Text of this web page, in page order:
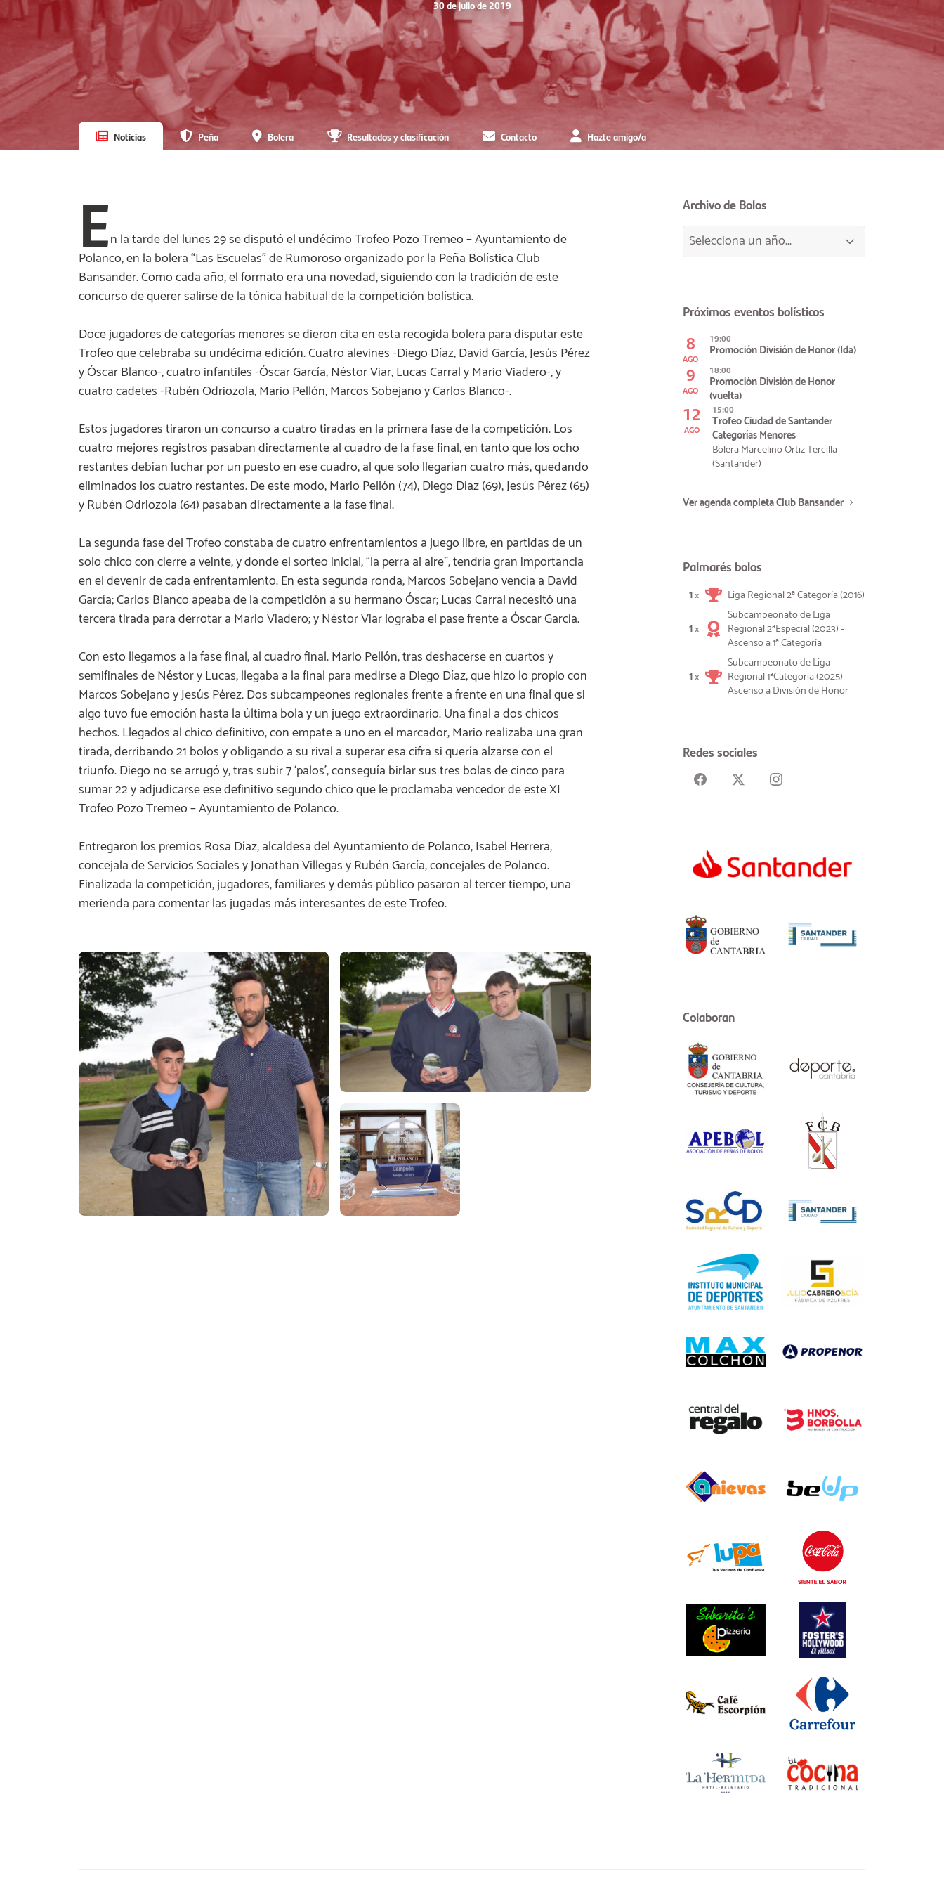
30 de julio de 2019
Noticias Peña Bolera Resultados y clasificación Contacto Hazte amigo/a
En la tarde del lunes 29 se disputó el undécimo Trofeo Pozo Tremeo – Ayuntamiento de
Polanco, en la bolera “Las Escuelas” de Rumoroso organizado por la Peña Bolística Club
Bansander. Como cada año, el formato era una novedad, siguiendo con la tradición de este
concurso de querer salirse de la tónica habitual de la competición bolística.
Doce jugadores de categorías menores se dieron cita en esta recogida bolera para disputar este
Trofeo que celebraba su undécima edición. Cuatro alevines -Diego Díaz, David García, Jesús Pérez
y Óscar Blanco-, cuatro infantiles -Óscar García, Néstor Viar, Lucas Carral y Mario Viadero-, y
cuatro cadetes -Rubén Odriozola, Mario Pellón, Marcos Sobejano y Carlos Blanco-.
Estos jugadores tiraron un concurso a cuatro tiradas en la primera fase de la competición. Los
cuatro mejores registros pasaban directamente al cuadro de la fase final, en tanto que los ocho
restantes debían luchar por un puesto en ese cuadro, al que solo llegarían cuatro más, quedando
eliminados los cuatro restantes. De este modo, Mario Pellón (74), Diego Díaz (69), Jesús Pérez (65)
y Rubén Odriozola (64) pasaban directamente a la fase final.
La segunda fase del Trofeo constaba de cuatro enfrentamientos a juego libre, en partidas de un
solo chico con cierre a veinte, y donde el sorteo inicial, “la perra al aire”, tendría gran importancia
en el devenir de cada enfrentamiento. En esta segunda ronda, Marcos Sobejano vencía a David
García; Carlos Blanco apeaba de la competición a su hermano Óscar; Lucas Carral necesitó una
tercera tirada para derrotar a Mario Viadero; y Néstor Viar lograba el pase frente a Óscar García.
Con esto llegamos a la fase final, al cuadro final. Mario Pellón, tras deshacerse en cuartos y
semifinales de Néstor y Lucas, llegaba a la final para medirse a Diego Díaz, que hizo lo propio con
Marcos Sobejano y Jesús Pérez. Dos subcampeones regionales frente a frente en una final que si
algo tuvo fue emoción hasta la última bola y un juego extraordinario. Una final a dos chicos
hechos. Llegados al chico definitivo, con empate a uno en el marcador, Mario realizaba una gran
tirada, derribando 21 bolos y obligando a su rival a superar esa cifra si quería alzarse con el
triunfo. Diego no se arrugó y, tras subir 7 ‘palos’, conseguía birlar sus tres bolas de cinco para
sumar 22 y adjudicarse ese definitivo segundo chico que le proclamaba vencedor de este XI
Trofeo Pozo Tremeo – Ayuntamiento de Polanco.
Entregaron los premios Rosa Díaz, alcaldesa del Ayuntamiento de Polanco, Isabel Herrera,
concejala de Servicios Sociales y Jonathan Villegas y Rubén García, concejales de Polanco.
Finalizada la competición, jugadores, familiares y demás público pasaron al tercer tiempo, una
merienda para comentar las jugadas más interesantes de este Trofeo.
Archivo de Bolos
Próximos eventos bolísticos
8
AGO
19:00
Promoción División de Honor (Ida)
9
AGO
18:00
Promoción División de Honor
(vuelta)
12
AGO
15:00
Trofeo Ciudad de Santander
Categorías Menores
Bolera Marcelino Ortiz Tercilla
(Santander)
Ver agenda completa Club Bansander
Palmarés bolos
1× Liga Regional 2ª Categoría (2016)
1×
Subcampeonato de Liga
Regional 2ªEspecial (2023) -
Ascenso a 1ª Categoría
1×
Subcampeonato de Liga
Regional 1ªCategoría (2025) -
Ascenso a División de Honor
Redes sociales
Colaboran